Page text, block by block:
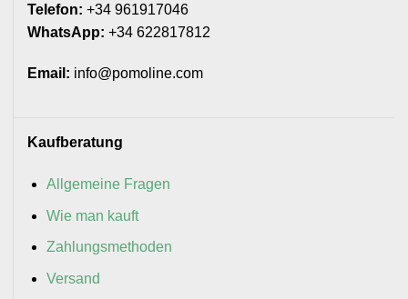
Telefon: +34 961917046
WhatsApp: +34 622817812
Email: info@pomoline.com
Kaufberatung
Allgemeine Fragen
Wie man kauft
Zahlungsmethoden
Versand